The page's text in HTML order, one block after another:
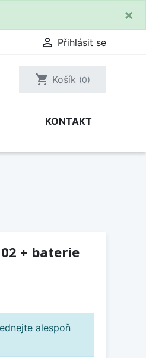
×
 Přihlásit se
shopping_cart Košík (0)
KONTAKT
+ baterie
alespoň